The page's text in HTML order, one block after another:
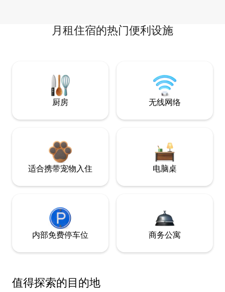
月租住宿的热门便利设施
厨房 无线网络
适合携带宠物入住 电脑桌
内部免费停车位 商务公寓
值得探索的目的地